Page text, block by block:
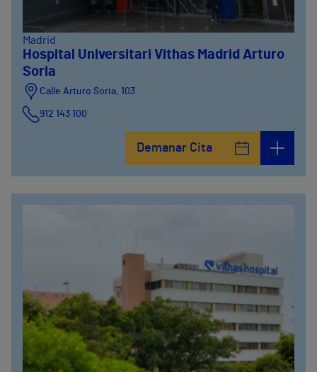
Madrid
Hospital Universitari Vithas Madrid Arturo
Soria
Calle Arturo Soria, 103
912 143 100
Demanar Cita